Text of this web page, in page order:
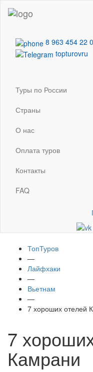
8 963 454 22
topturovru
Туры по России
Страны
О нас
Оплата туров
Контакты
FAQ
ТопТуров
—
Лайфхаки
—
Вьетнам
—
7 хороших отелей
7
Камрани